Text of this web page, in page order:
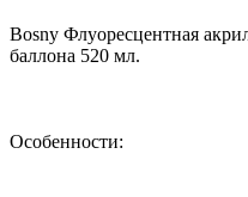
Bosny Флуоресцентная
баллона 520 мл.
Особенности: